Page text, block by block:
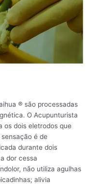
® são processadas
O Acupunturista
os dois eletrodos que
é de
durante dois
dor cessa
não utiliza agulhas
alivia